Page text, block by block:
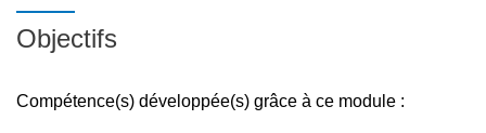
Objectifs
Compétence(s) développée(s) grâce à ce module :